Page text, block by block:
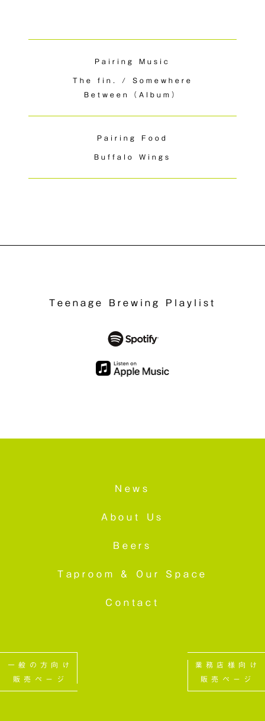
Pairing Music
The fin. / Somewhere
Between（Album）
Pairing Food
Buffalo Wings
Teenage Brewing Playlist
News
About Us
Beers
Taproom & Our Space
Contact
一般の方向け
販売ページ
業務店様向け
販売ページ